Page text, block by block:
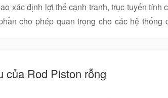
xác định lợi thế cạnh tranh, trục tuyến tính
cho phép quan trọng cho các hệ thống
giải thích một cách có hệ thống về các đặc
của Rod Piston rỗng